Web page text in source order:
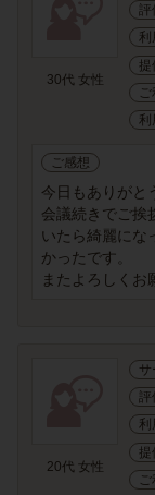
30代 女性
評
利
提
利
ご感想
今日もありがと
会議続きでご挨
いたら綺麗にな
かったです。
またよろしくお
20代 女性
サ
評
利
提